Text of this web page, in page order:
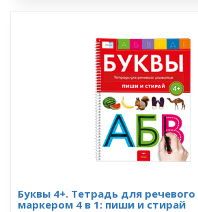
Буквы 4+. Тетрадь для речевого
маркером 4 в 1: пиши и стирай